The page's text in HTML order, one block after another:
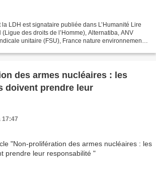
LDH est signataire publiée dans L’Humanité Lire
(Ligue des droits de l’Homme), Alternatiba, ANV
unitaire (FSU), France nature environnement
des armes nucléaires : les
doivent prendre leur
17:47